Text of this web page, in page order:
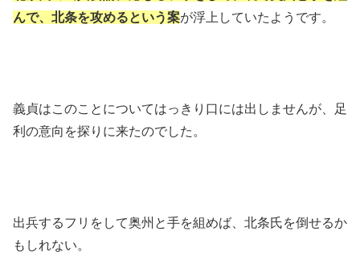
んで、北条を攻めるという案が浮上していたようです。
義貞はこのことについてはっきり口には出しませんが、足
利の意向を探りに来たのでした。
出兵するフリをして奥州と手を組めば、北条氏を倒せるか
もしれない。